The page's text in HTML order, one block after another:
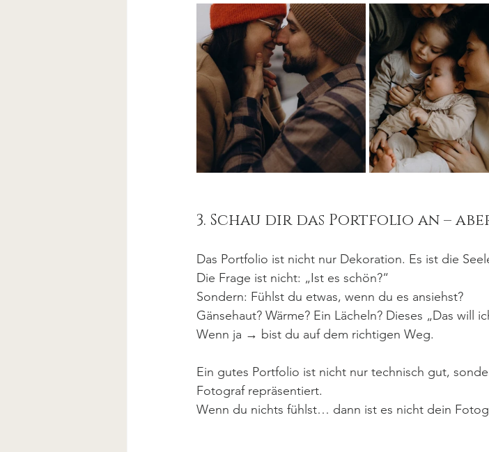
3. Schau dir das Portfolio an –
Das Portfolio ist nicht nur Dekoration. Es ist die
Die Frage ist nicht: „Ist es schön?“
Sondern: Fühlst du etwas, wenn du es ansiehst?
Gänsehaut? Wärme? Ein Lächeln? Dieses „Das will
Wenn ja → bist du auf dem richtigen Weg.
Ein gutes Portfolio ist nicht nur technisch gut,
Fotograf repräsentiert.
Wenn du nichts fühlst… dann ist es nicht dein